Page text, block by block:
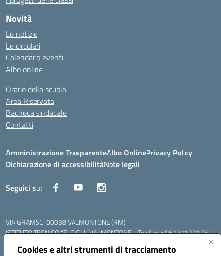
Cookies e altri strumenti di tracciamento
Novità
Le notizie
Le circolari
Calendario eventi
Albo online
Orario della scuola
Area Riservata
Bacheca sindacale
Contatti
Amministrazione TrasparenteAlbo OnlinePrivacy Policy
Dichiarazione di accessibilitàNote legali
Seguici su:
VIA GRAMSCI 00038 VALMONTONE (RM)
ISTITUTO TECNICO "E. GIGLI" VALMONTONE - Telefono: 06121127125
06121126825